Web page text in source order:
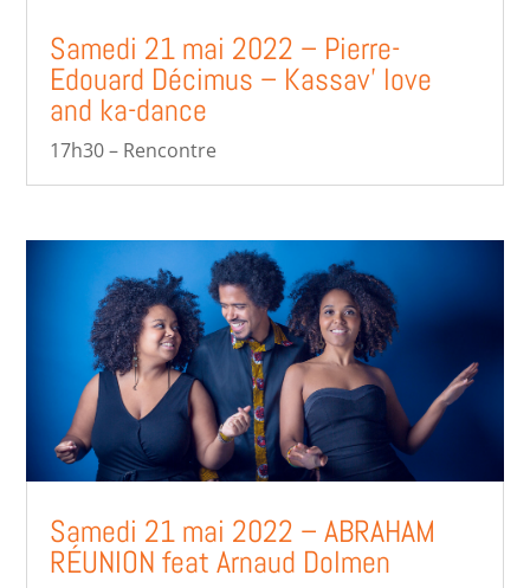
Samedi 21 mai 2022 – Pierre-
Edouard Décimus – Kassav’ love
and ka-dance
17h30 – Rencontre
Samedi 21 mai 2022 – ABRAHAM
RÉUNION feat Arnaud Dolmen